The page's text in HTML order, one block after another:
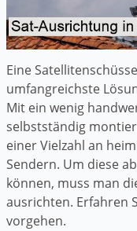
Eine
umfangreichste
Mit ein wenig
selbstständig
einer Vielzahl an
Sendern. Um diese
können, muss man
ausrichten. Erfahren
vorgehen.